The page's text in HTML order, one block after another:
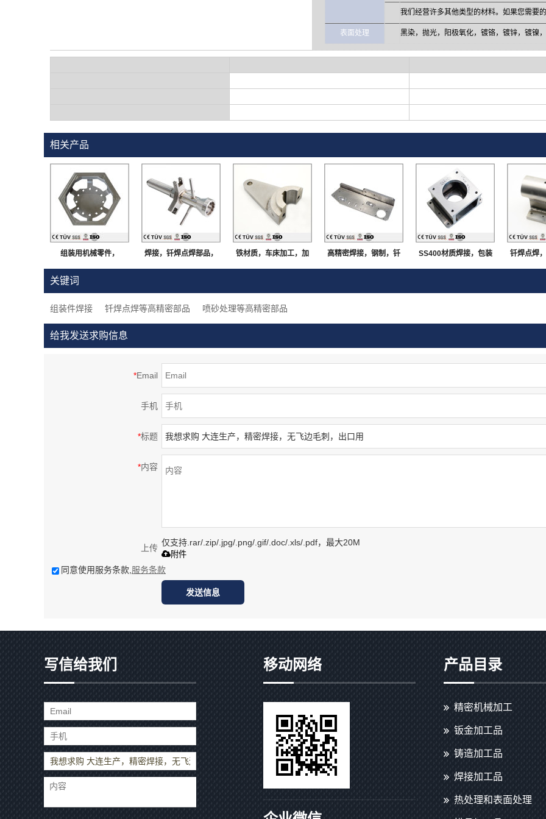
我们经营许多其他类型的材料。如果您需要
表面处理 黑染，抛光，阳极氧化，镀铬，镀锌，镀镍
相关产品
组装用机械零件， 焊接，钎焊点焊部品， 铁材质，车床加工，加 高精密焊接，钢制，钎 SS400材质焊接，包装 钎焊点焊
关键词
组装件焊接 钎焊点焊等高精密部品 喷砂处理等高精密部品
给我发送求购信息
*Email
手机
*标题
*内容
上传
仅支持.rar/.zip/.jpg/.png/.gif/.doc/.xls/.pdf，最大20M
附件
同意使用服务条款, 服务条款
发送信息
写信给我们 移动网络 产品目录
精密机械加工
钣金加工品
铸造加工品
焊接加工品
热处理和表面处理